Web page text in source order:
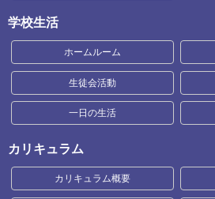
学校生活
ホームルーム
生徒会活動
一日の生活
カリキュラム
カリキュラム概要